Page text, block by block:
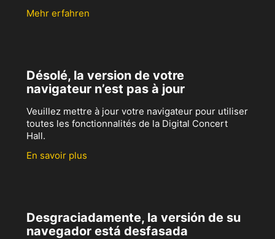
Mehr erfahren
Désolé, la version de votre
navigateur n’est pas à jour
Veuillez mettre à jour votre navigateur pour utiliser
toutes les fonctionnalités de la Digital Concert
Hall.
En savoir plus
Desgraciadamente, la versión de su
navegador está desfasada